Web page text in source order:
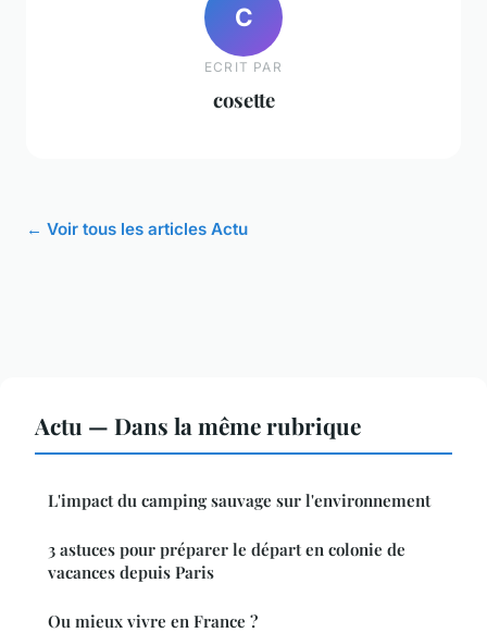
C
ECRIT PAR
cosette
← Voir tous les articles Actu
Actu — Dans la même rubrique
L'impact du camping sauvage sur l'environnement
3 astuces pour préparer le départ en colonie de
vacances depuis Paris
Ou mieux vivre en France ?